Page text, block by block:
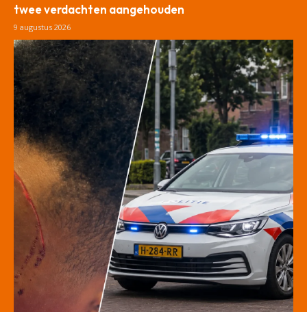
twee verdachten aangehouden
9 augustus 2026